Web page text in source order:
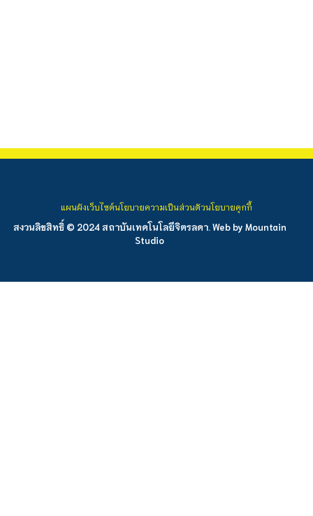
สงวนลิขสิทธิ์ © 2024 สถาบันเทคโนโลยีจิตรลดา. Web by Mountain
Studio
แผนผังเว็บไซต์นโยบายความเป็นส่วนตัวนโยบายคุกกี้